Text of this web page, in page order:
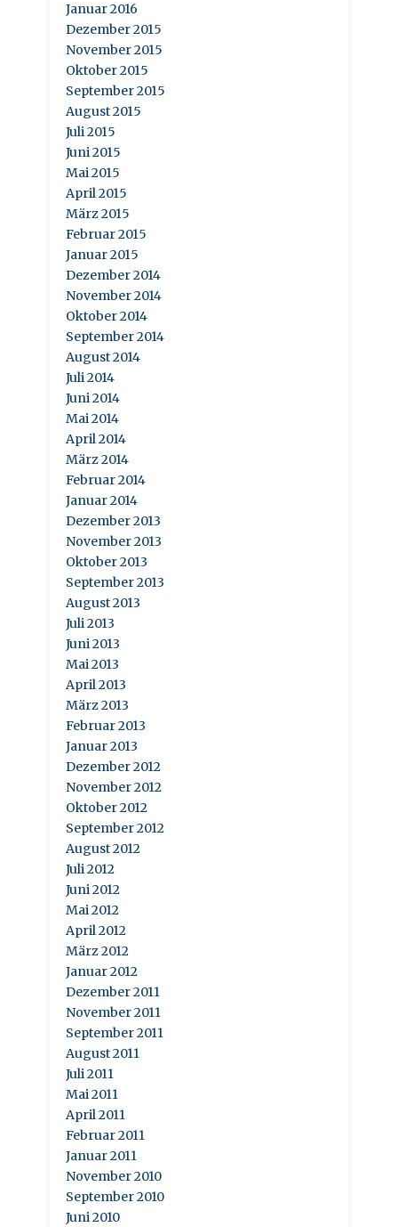
Januar 2016
Dezember 2015
November 2015
Oktober 2015
September 2015
August 2015
Juli 2015
Juni 2015
Mai 2015
April 2015
März 2015
Februar 2015
Januar 2015
Dezember 2014
November 2014
Oktober 2014
September 2014
August 2014
Juli 2014
Juni 2014
Mai 2014
April 2014
März 2014
Februar 2014
Januar 2014
Dezember 2013
November 2013
Oktober 2013
September 2013
August 2013
Juli 2013
Juni 2013
Mai 2013
April 2013
März 2013
Februar 2013
Januar 2013
Dezember 2012
November 2012
Oktober 2012
September 2012
August 2012
Juli 2012
Juni 2012
Mai 2012
April 2012
März 2012
Januar 2012
Dezember 2011
November 2011
September 2011
August 2011
Juli 2011
Mai 2011
April 2011
Februar 2011
Januar 2011
November 2010
September 2010
Juni 2010